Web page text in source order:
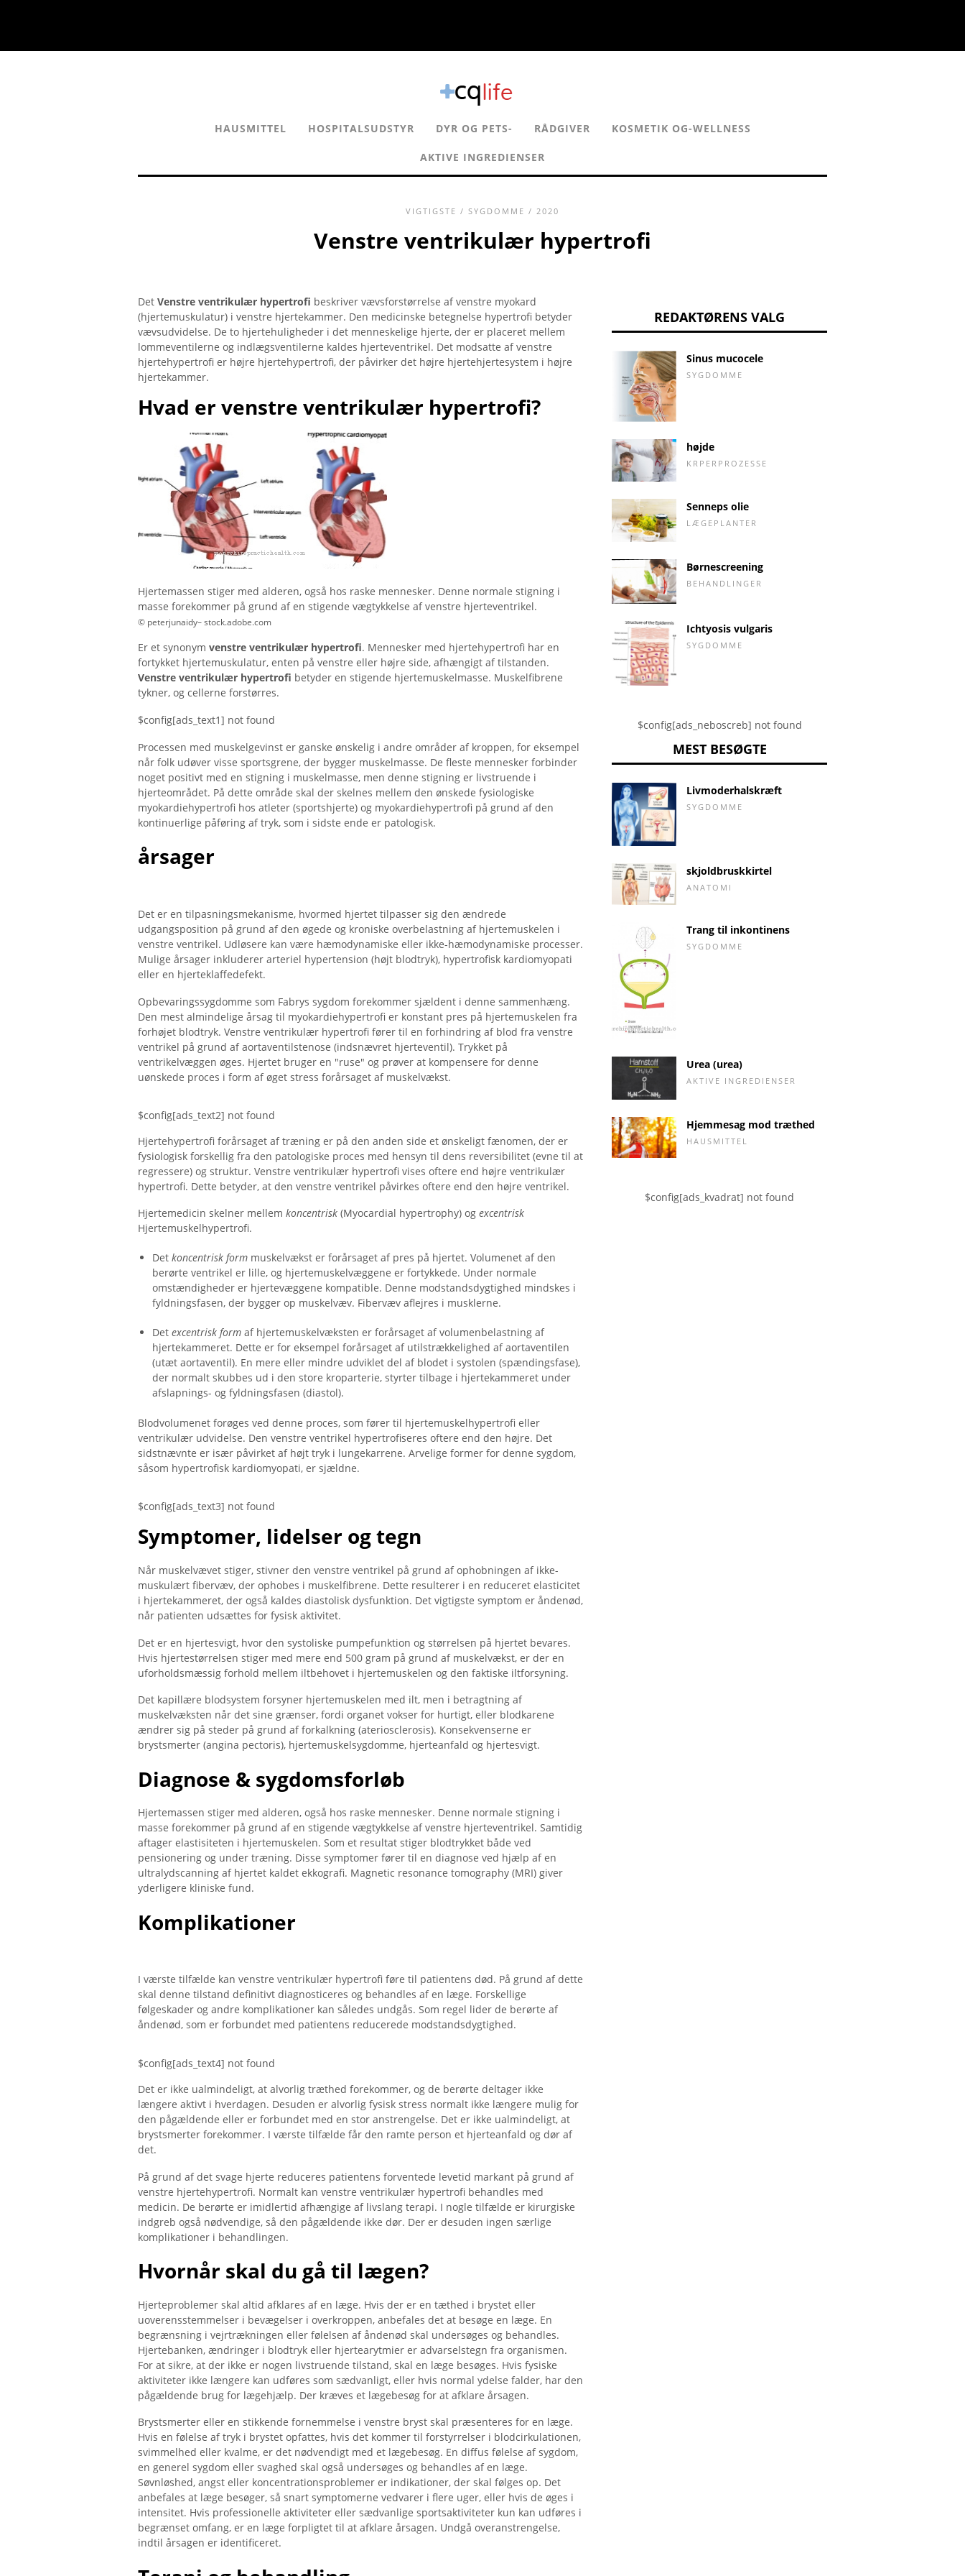
HAUSMITTEL HOSPITALSUDSTYR DYR OG PETS- RÅDGIVER KOSMETIK OG-WELLNESS
AKTIVE INGREDIENSER
VIGTIGSTE / SYGDOMME / 2020
Venstre ventrikulær hypertrofi
Det Venstre ventrikulær hypertrofi beskriver vævsforstørrelse af venstre myokard
(hjertemuskulatur) i venstre hjertekammer. Den medicinske betegnelse hypertrofi betyder
vævsudvidelse. De to hjertehuligheder i det menneskelige hjerte, der er placeret mellem
lommeventilerne og indlægsventilerne kaldes hjerteventrikel. Det modsatte af venstre
hjertehypertrofi er højre hjertehypertrofi, der påvirker det højre hjertehjertesystem i højre
hjertekammer.
Hvad er venstre ventrikulær hypertrofi?
Hjertemassen stiger med alderen, også hos raske mennesker. Denne normale stigning i
masse forekommer på grund af en stigende vægtykkelse af venstre hjerteventrikel.
© peterjunaidy– stock.adobe.com
Er et synonym venstre ventrikulær hypertrofi. Mennesker med hjertehypertrofi har en
fortykket hjertemuskulatur, enten på venstre eller højre side, afhængigt af tilstanden.
Venstre ventrikulær hypertrofi betyder en stigende hjertemuskelmasse. Muskelfibrene
tykner, og cellerne forstørres.
$config[ads_text1] not found
Processen med muskelgevinst er ganske ønskelig i andre områder af kroppen, for eksempel
når folk udøver visse sportsgrene, der bygger muskelmasse. De fleste mennesker forbinder
noget positivt med en stigning i muskelmasse, men denne stigning er livstruende i
hjerteområdet. På dette område skal der skelnes mellem den ønskede fysiologiske
myokardiehypertrofi hos atleter (sportshjerte) og myokardiehypertrofi på grund af den
kontinuerlige påføring af tryk, som i sidste ende er patologisk.
årsager
Det er en tilpasningsmekanisme, hvormed hjertet tilpasser sig den ændrede
udgangsposition på grund af den øgede og kroniske overbelastning af hjertemuskelen i
venstre ventrikel. Udløsere kan være hæmodynamiske eller ikke-hæmodynamiske processer.
Mulige årsager inkluderer arteriel hypertension (højt blodtryk), hypertrofisk kardiomyopati
eller en hjerteklaffedefekt.
Opbevaringssygdomme som Fabrys sygdom forekommer sjældent i denne sammenhæng.
Den mest almindelige årsag til myokardiehypertrofi er konstant pres på hjertemuskelen fra
forhøjet blodtryk. Venstre ventrikulær hypertrofi fører til en forhindring af blod fra venstre
ventrikel på grund af aortaventilstenose (indsnævret hjerteventil). Trykket på
ventrikelvæggen øges. Hjertet bruger en "ruse" og prøver at kompensere for denne
uønskede proces i form af øget stress forårsaget af muskelvækst.
$config[ads_text2] not found
Hjertehypertrofi forårsaget af træning er på den anden side et ønskeligt fænomen, der er
fysiologisk forskellig fra den patologiske proces med hensyn til dens reversibilitet (evne til at
regressere) og struktur. Venstre ventrikulær hypertrofi vises oftere end højre ventrikulær
hypertrofi. Dette betyder, at den venstre ventrikel påvirkes oftere end den højre ventrikel.
Hjertemedicin skelner mellem koncentrisk (Myocardial hypertrophy) og excentrisk
Hjertemuskelhypertrofi.
Det koncentrisk form muskelvækst er forårsaget af pres på hjertet. Volumenet af den
berørte ventrikel er lille, og hjertemuskelvæggene er fortykkede. Under normale
omstændigheder er hjertevæggene kompatible. Denne modstandsdygtighed mindskes i
fyldningsfasen, der bygger op muskelvæv. Fibervæv aflejres i musklerne.
Det excentrisk form af hjertemuskelvæksten er forårsaget af volumenbelastning af
hjertekammeret. Dette er for eksempel forårsaget af utilstrækkelighed af aortaventilen
(utæt aortaventil). En mere eller mindre udviklet del af blodet i systolen (spændingsfase),
der normalt skubbes ud i den store kroparterie, styrter tilbage i hjertekammeret under
afslapnings- og fyldningsfasen (diastol).
Blodvolumenet forøges ved denne proces, som fører til hjertemuskelhypertrofi eller
ventrikulær udvidelse. Den venstre ventrikel hypertrofiseres oftere end den højre. Det
sidstnævnte er især påvirket af højt tryk i lungekarrene. Arvelige former for denne sygdom,
såsom hypertrofisk kardiomyopati, er sjældne.
$config[ads_text3] not found
Symptomer, lidelser og tegn
Når muskelvævet stiger, stivner den venstre ventrikel på grund af ophobningen af ​​ikke-
muskulært fibervæv, der ophobes i muskelfibrene. Dette resulterer i en reduceret elasticitet
i hjertekammeret, der også kaldes diastolisk dysfunktion. Det vigtigste symptom er åndenød,
når patienten udsættes for fysisk aktivitet.
Det er en hjertesvigt, hvor den systoliske pumpefunktion og størrelsen på hjertet bevares.
Hvis hjertestørrelsen stiger med mere end 500 gram på grund af muskelvækst, er der en
uforholdsmæssig forhold mellem iltbehovet i hjertemuskelen og den faktiske iltforsyning.
Det kapillære blodsystem forsyner hjertemuskelen med ilt, men i betragtning af
muskelvæksten når det sine grænser, fordi organet vokser for hurtigt, eller blodkarene
ændrer sig på steder på grund af forkalkning (ateriosclerosis). Konsekvenserne er
brystsmerter (angina pectoris), hjertemuskelsygdomme, hjerteanfald og hjertesvigt.
Diagnose & sygdomsforløb
Hjertemassen stiger med alderen, også hos raske mennesker. Denne normale stigning i
masse forekommer på grund af en stigende vægtykkelse af venstre hjerteventrikel. Samtidig
aftager elastisiteten i hjertemuskelen. Som et resultat stiger blodtrykket både ved
pensionering og under træning. Disse symptomer fører til en diagnose ved hjælp af en
ultralydscanning af hjertet kaldet ekkografi. Magnetic resonance tomography (MRI) giver
yderligere kliniske fund.
Komplikationer
I værste tilfælde kan venstre ventrikulær hypertrofi føre til patientens død. På grund af dette
skal denne tilstand definitivt diagnosticeres og behandles af en læge. Forskellige
følgeskader og andre komplikationer kan således undgås. Som regel lider de berørte af
åndenød, som er forbundet med patientens reducerede modstandsdygtighed.
$config[ads_text4] not found
Det er ikke ualmindeligt, at alvorlig træthed forekommer, og de berørte deltager ikke
længere aktivt i hverdagen. Desuden er alvorlig fysisk stress normalt ikke længere mulig for
den pågældende eller er forbundet med en stor anstrengelse. Det er ikke ualmindeligt, at
brystsmerter forekommer. I værste tilfælde får den ramte person et hjerteanfald og dør af
det.
På grund af det svage hjerte reduceres patientens forventede levetid markant på grund af
venstre hjertehypertrofi. Normalt kan venstre ventrikulær hypertrofi behandles med
medicin. De berørte er imidlertid afhængige af livslang terapi. I nogle tilfælde er kirurgiske
indgreb også nødvendige, så den pågældende ikke dør. Der er desuden ingen særlige
komplikationer i behandlingen.
Hvornår skal du gå til lægen?
Hjerteproblemer skal altid afklares af en læge. Hvis der er en tæthed i brystet eller
uoverensstemmelser i bevægelser i overkroppen, anbefales det at besøge en læge. En
begrænsning i vejrtrækningen eller følelsen af ​​åndenød skal undersøges og behandles.
Hjertebanken, ændringer i blodtryk eller hjertearytmier er advarselstegn fra organismen.
For at sikre, at der ikke er nogen livstruende tilstand, skal en læge besøges. Hvis fysiske
aktiviteter ikke længere kan udføres som sædvanligt, eller hvis normal ydelse falder, har den
pågældende brug for lægehjælp. Der kræves et lægebesøg for at afklare årsagen.
Brystsmerter eller en stikkende fornemmelse i venstre bryst skal præsenteres for en læge.
Hvis en følelse af tryk i brystet opfattes, hvis det kommer til forstyrrelser i blodcirkulationen,
svimmelhed eller kvalme, er det nødvendigt med et lægebesøg. En diffus følelse af sygdom,
en generel sygdom eller svaghed skal også undersøges og behandles af en læge.
Søvnløshed, angst eller koncentrationsproblemer er indikationer, der skal følges op. Det
anbefales at læge besøger, så snart symptomerne vedvarer i flere uger, eller hvis de øges i
intensitet. Hvis professionelle aktiviteter eller sædvanlige sportsaktiviteter kun kan udføres i
begrænset omfang, er en læge forpligtet til at afklare årsagen. Undgå overanstrengelse,
indtil årsagen er identificeret.
REDAKTØRENS VALG
Sinus mucocele
SYGDOMME
højde
KRPERPROZESSE
Senneps olie
LÆGEPLANTER
Børnescreening
BEHANDLINGER
Ichtyosis vulgaris
SYGDOMME
$config[ads_neboscreb] not found
MEST BESØGTE
Livmoderhalskræft
SYGDOMME
skjoldbruskkirtel
ANATOMI
Trang til inkontinens
SYGDOMME
Urea (urea)
AKTIVE INGREDIENSER
Hjemmesag mod træthed
HAUSMITTEL
$config[ads_kvadrat] not found